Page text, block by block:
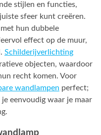
stijlen en functies,
sfeer kunt creëren.
hun dubbele
effect op de muur,
Schilderijverlichting
objecten, waardoor
recht komen. Voor
wandlampen perfect;
eenvoudig waar je maar